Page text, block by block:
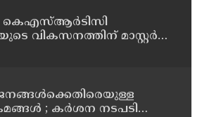
കെഎസ്ആർടിസി
വികസനത്തിന് മാസ്റ്റർ
; കർശന നടപടി